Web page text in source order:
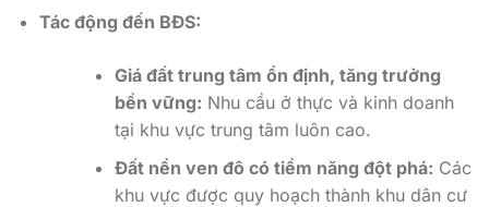
Tác động đến BĐS:
Giá đất trung tâm ổn định, tăng trưởng
bền vững: Nhu cầu ở thực và kinh doanh
tại khu vực trung tâm luôn cao.
Đất nền ven đô có tiềm năng đột phá: Các
khu vực được quy hoạch thành khu dân cư